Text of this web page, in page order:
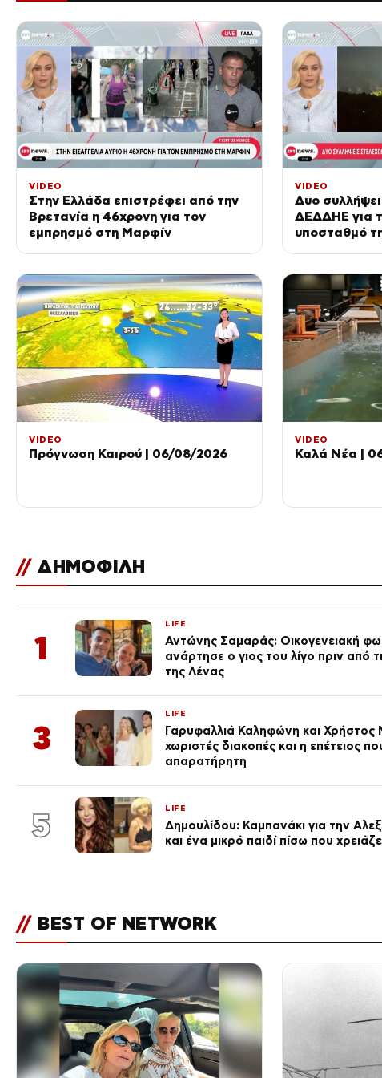
VIDEO
Στην Ελλάδα επιστρέφει από την
Βρετανία η 46χρονη για τον
εμπρησμό στη Μαρφίν
VIDEO
Δυο
ΔΕΔΔΗΕ για
υποσταθμό
VIDEO
Πρόγνωση Καιρού | 06/08/2026
VIDEO
Καλά Νέα |
// ΔΗΜΟΦΙΛΗ
1
LIFE
Αντώνης Σαμαράς: Οικογενειακή
ανάρτησε ο γιος του λίγο πριν από
της Λένας
3
LIFE
Γαρυφαλλιά Καληφώνη και
χωριστές διακοπές και η επέτειος
απαρατήρητη
5 LIFE
Δημουλίδου: Καμπανάκι για την
και ένα μικρό παιδί πίσω που
// BEST OF NETWORK